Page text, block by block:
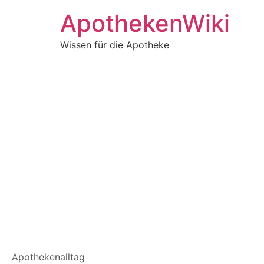
ApothekenWiki
Wissen für die Apotheke
ApothekenalltagLagerung von